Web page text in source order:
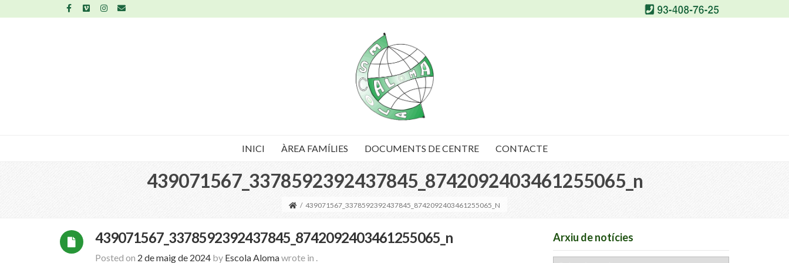
INICI ÀREA FAMÍLIES DOCUMENTS DE CENTRE CONTACTE
439071567_3378592392437845_8742092403461255065_n
/ 439071567_3378592392437845_8742092403461255065_N
439071567_3378592392437845_8742092403461255065_n
Posted on 2 de maig de 2024 by Escola Alomawrote in .
Arxiu de notícies